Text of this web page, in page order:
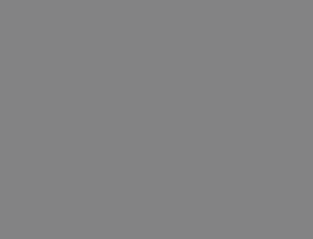
χρήστης πριν
λόγω ιστότοπο.
τη
και τις